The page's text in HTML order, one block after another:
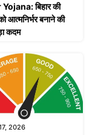
बिहार की
आत्मनिर्भर बनाने की
कदम
2026